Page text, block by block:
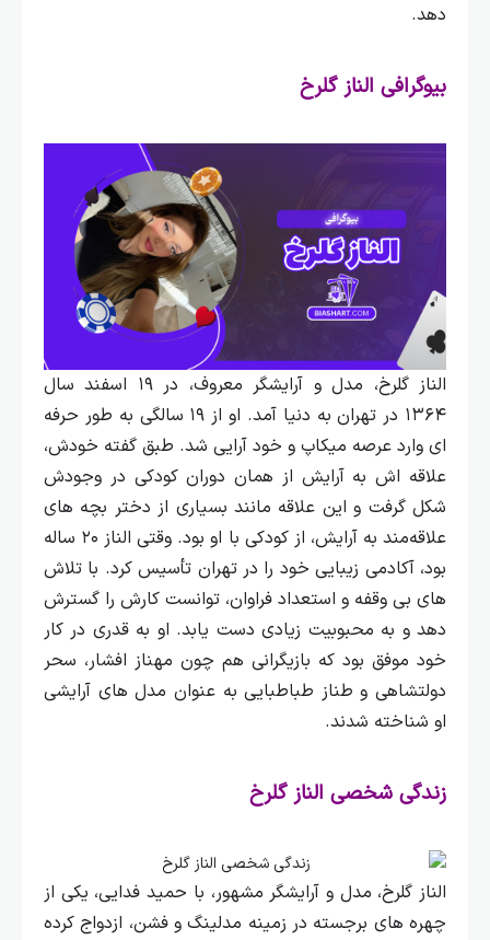
دهد.
بیوگرافی الناز گلرخ
الناز گلرخ، مدل و آرایشگر معروف، در ۱۹ اسفند سال
۱۳۶۴ در تهران به دنیا آمد. او از ۱۹ سالگی به طور حرفه‌
ای وارد عرصه میکاپ و خود آرایی شد. طبق گفته خودش،
علاقه‌ اش به آرایش از همان دوران کودکی در وجودش
شکل گرفت و این علاقه مانند بسیاری از دختر بچه‌ های
علاقه‌مند به آرایش، از کودکی با او بود.
وقتی الناز ۲۰ ساله
بود، آکادمی زیبایی خود را در تهران تأسیس کرد. با تلاش‌
های بی‌ وقفه و استعداد فراوان، توانست کارش را گسترش
دهد و به محبوبیت زیادی دست یابد. او به قدری در کار
خود موفق بود که بازیگرانی هم چون مهناز افشار، سحر
دولتشاهی و طناز طباطبایی به عنوان مدل‌ های آرایشی
او شناخته شدند.
زندگی شخصی الناز گلرخ
الناز گلرخ، مدل و آرایشگر مشهور، با حمید فدایی، یکی از
چهره‌ های برجسته در زمینه مدلینگ و فشن، ازدواج کرده